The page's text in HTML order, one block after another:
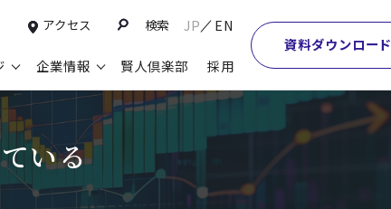
アクセス 検索 JP EN
企業情報 賢人倶楽部 採用
資料ダウンロード
ルティングサービスTOP
開発・ビジネスモデル変革・
援
本社・間接業務改革
ー情報TOP
付中のセミナー
セミナーアーカイブ
リューションTOP
・事業戦略
営業・マーケティング
【特集】会計システム刷新
報TOP
ッセージ
学術顧問紹介
グループ会社
せTOP
掲載
いる